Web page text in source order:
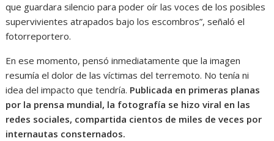
que guardara silencio para poder oír las voces de los posibles
supervivientes atrapados bajo los escombros”, señaló el
fotorreportero.
En ese momento, pensó inmediatamente que la imagen
resumía el dolor de las víctimas del terremoto. No tenía ni
idea del impacto que tendría. Publicada en primeras planas
por la prensa mundial, la fotografía se hizo viral en las
redes sociales, compartida cientos de miles de veces por
internautas consternados.